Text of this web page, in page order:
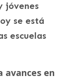
jóvenes
se está
escuelas
avances en